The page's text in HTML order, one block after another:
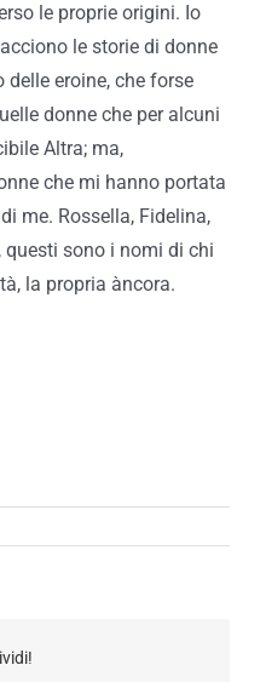
le proprie origini. Io
le storie di donne
eroine, che forse
donne che per alcuni
Altra; ma,
che mi hanno portata
me. Rossella, Fidelina,
questi sono i nomi di chi
la propria àncora.